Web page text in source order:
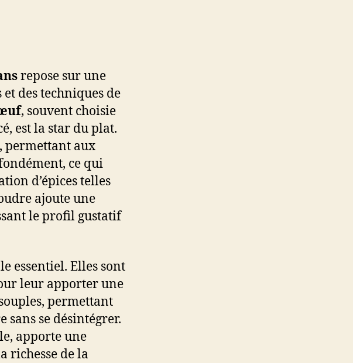
repose sur une
des techniques de
, souvent choisie
est la star du plat.
permettant aux
ce qui
d’épices telles
ajoute une
le profil gustatif
essentiel. Elles sont
leur apporter une
permettant
se désintégrer.
apporte une
richesse de la